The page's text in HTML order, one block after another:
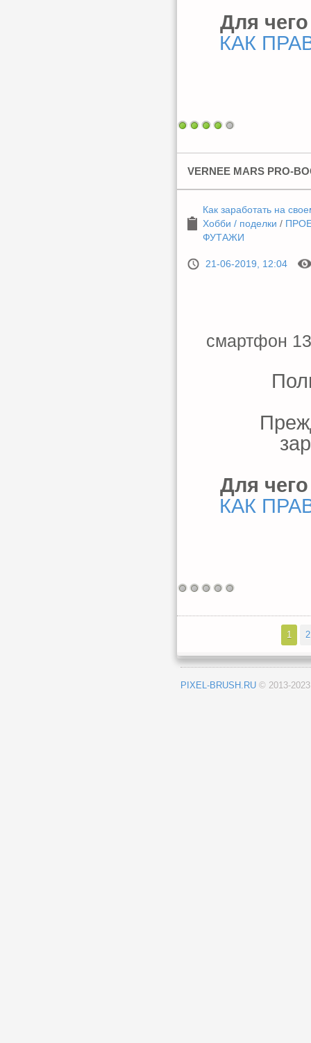
Для
КАК
VERNEE MARS
Как заработать на
Хобби / поделки /
ФУТАЖИ
21-06-2019, 12:04
смартфон
Для
КАК
1 2
PIXEL-BRUSH.RU © 2013-